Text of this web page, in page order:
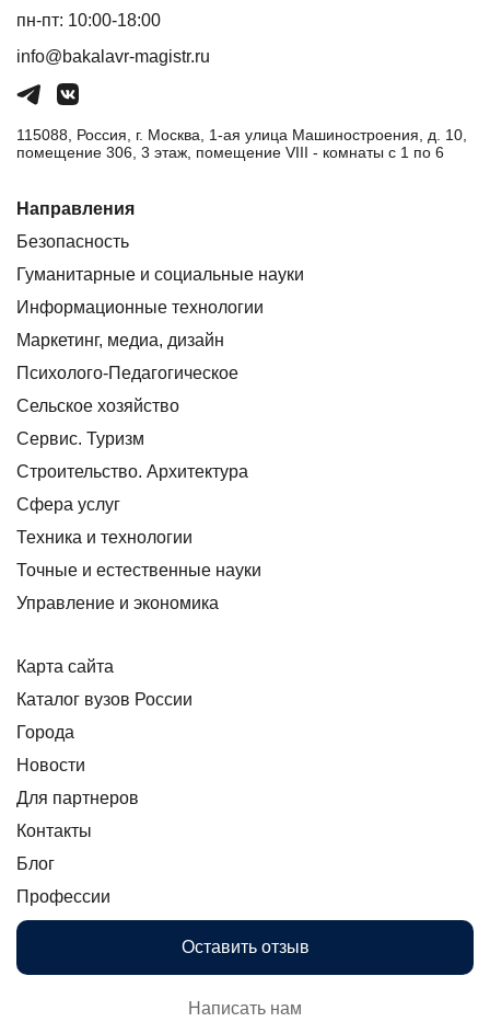
пн-пт: 10:00-18:00
info@bakalavr-magistr.ru
115088, Россия, г. Москва, 1-ая улица Машиностроения, д. 10,
помещение 306, 3 этаж, помещение VIII - комнаты с 1 по 6
Направления
Безопасность
Гуманитарные и социальные науки
Информационные технологии
Маркетинг, медиа, дизайн
Психолого-Педагогическое
Сельское хозяйство
Сервис. Туризм
Строительство. Архитектура
Сфера услуг
Техника и технологии
Точные и естественные науки
Управление и экономика
Карта сайта
Каталог вузов России
Города
Новости
Для партнеров
Контакты
Блог
Профессии
Оставить отзыв
Написать нам